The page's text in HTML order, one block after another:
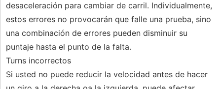
desaceleración para cambiar de carril. Individualmente,
estos errores no provocarán que falle una prueba, sino
una combinación de errores pueden disminuir su
puntaje hasta el punto de la falta.
Turns incorrectos
Si usted no puede reducir la velocidad antes de hacer